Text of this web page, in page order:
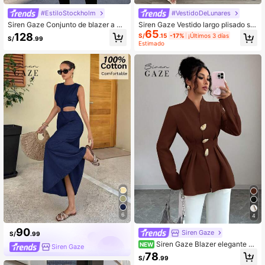
#EstiloStockholm
Siren Gaze Conjunto de blazer a cu
adros y falda plisada de moda para
mujer, atuendo para ir al trabajo
S/128.99
6
S/90.99
Siren Gaze
#VestidoDeLunares
Siren Gaze Vestido largo plisado sin
mangas de línea A nuevo de verano
S/65.15 -17% ¡Últimos 3 días
Estimado
4
Siren Gaze
NEW Siren Gaze Blazer elegante de
manga larga con un solo botón de
metal y unicolor para mujer
S/78.99